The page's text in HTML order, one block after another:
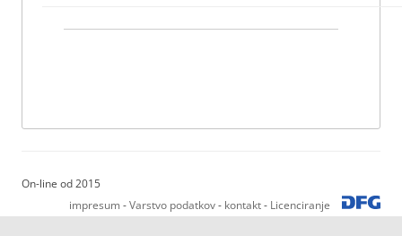
On-line od 2015
impresum -Varstvo podatkov- kontakt- Licenciranje